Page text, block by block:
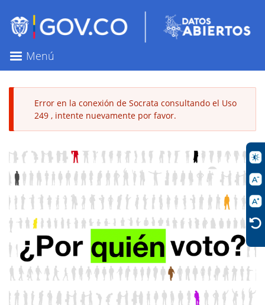
contenido
principal
Menú
Mensaje
error
Error en la conexión de Socrata consultando el Uso
249 , intente nuevamente por favor.